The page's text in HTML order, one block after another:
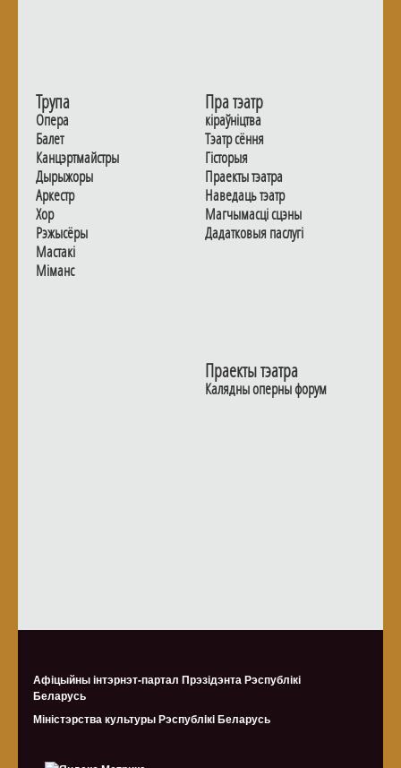
Трупа
Опера
Балет
Канцэртмайстры
Дырыжоры
Аркестр
Хор
Рэжысёры
Мастакі
Мiманс
Пра тэатр
кіраўніцтва
Тэатр сёння
Гiсторыя
Праекты тэатра
Наведаць тэатр
Магчымасцi сцэны
Дадаткoвыя паслугi
Праекты тэатра
Калядны оперны форум
Афіцыйны інтэрнэт-партал Прэзідэнта Рэспублікі
Беларусь
Міністэрства культуры Рэспублiкi Беларусь